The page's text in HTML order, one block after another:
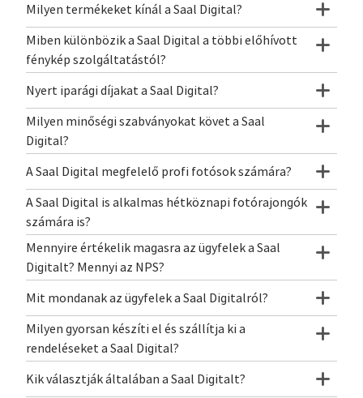
Milyen termékeket kínál a Saal Digital?
Miben különbözik a Saal Digital a többi előhívott
fénykép szolgáltatástól?
Nyert iparági díjakat a Saal Digital?
Milyen minőségi szabványokat követ a Saal
Digital?
A Saal Digital megfelelő profi fotósok számára?
A Saal Digital is alkalmas hétköznapi fotórajongók
számára is?
Mennyire értékelik magasra az ügyfelek a Saal
Digitalt? Mennyi az NPS?
Mit mondanak az ügyfelek a Saal Digitalról?
Milyen gyorsan készíti el és szállítja ki a
rendeléseket a Saal Digital?
Kik választják általában a Saal Digitalt?